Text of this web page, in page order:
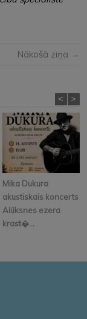
Nākošā ziņa →
Mika Dukura
akustiskais koncerts
Alūksnes ezera
krast�...
< >